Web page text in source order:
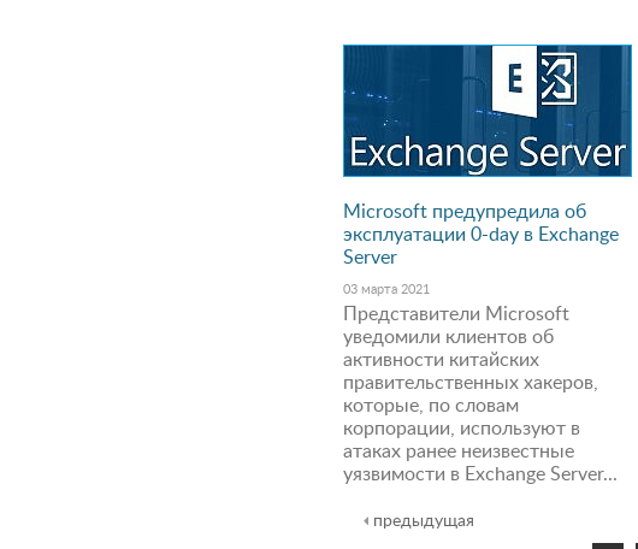
Microsoft предупредила об
эксплуатации 0-day в Exchange
Server
03 марта 2021
Представители Microsoft
уведомили клиентов об
активности китайских
правительственных хакеров,
которые, по словам
корпорации, используют в
атаках ранее неизвестные
уязвимости в Exchange Server...
предыдущая